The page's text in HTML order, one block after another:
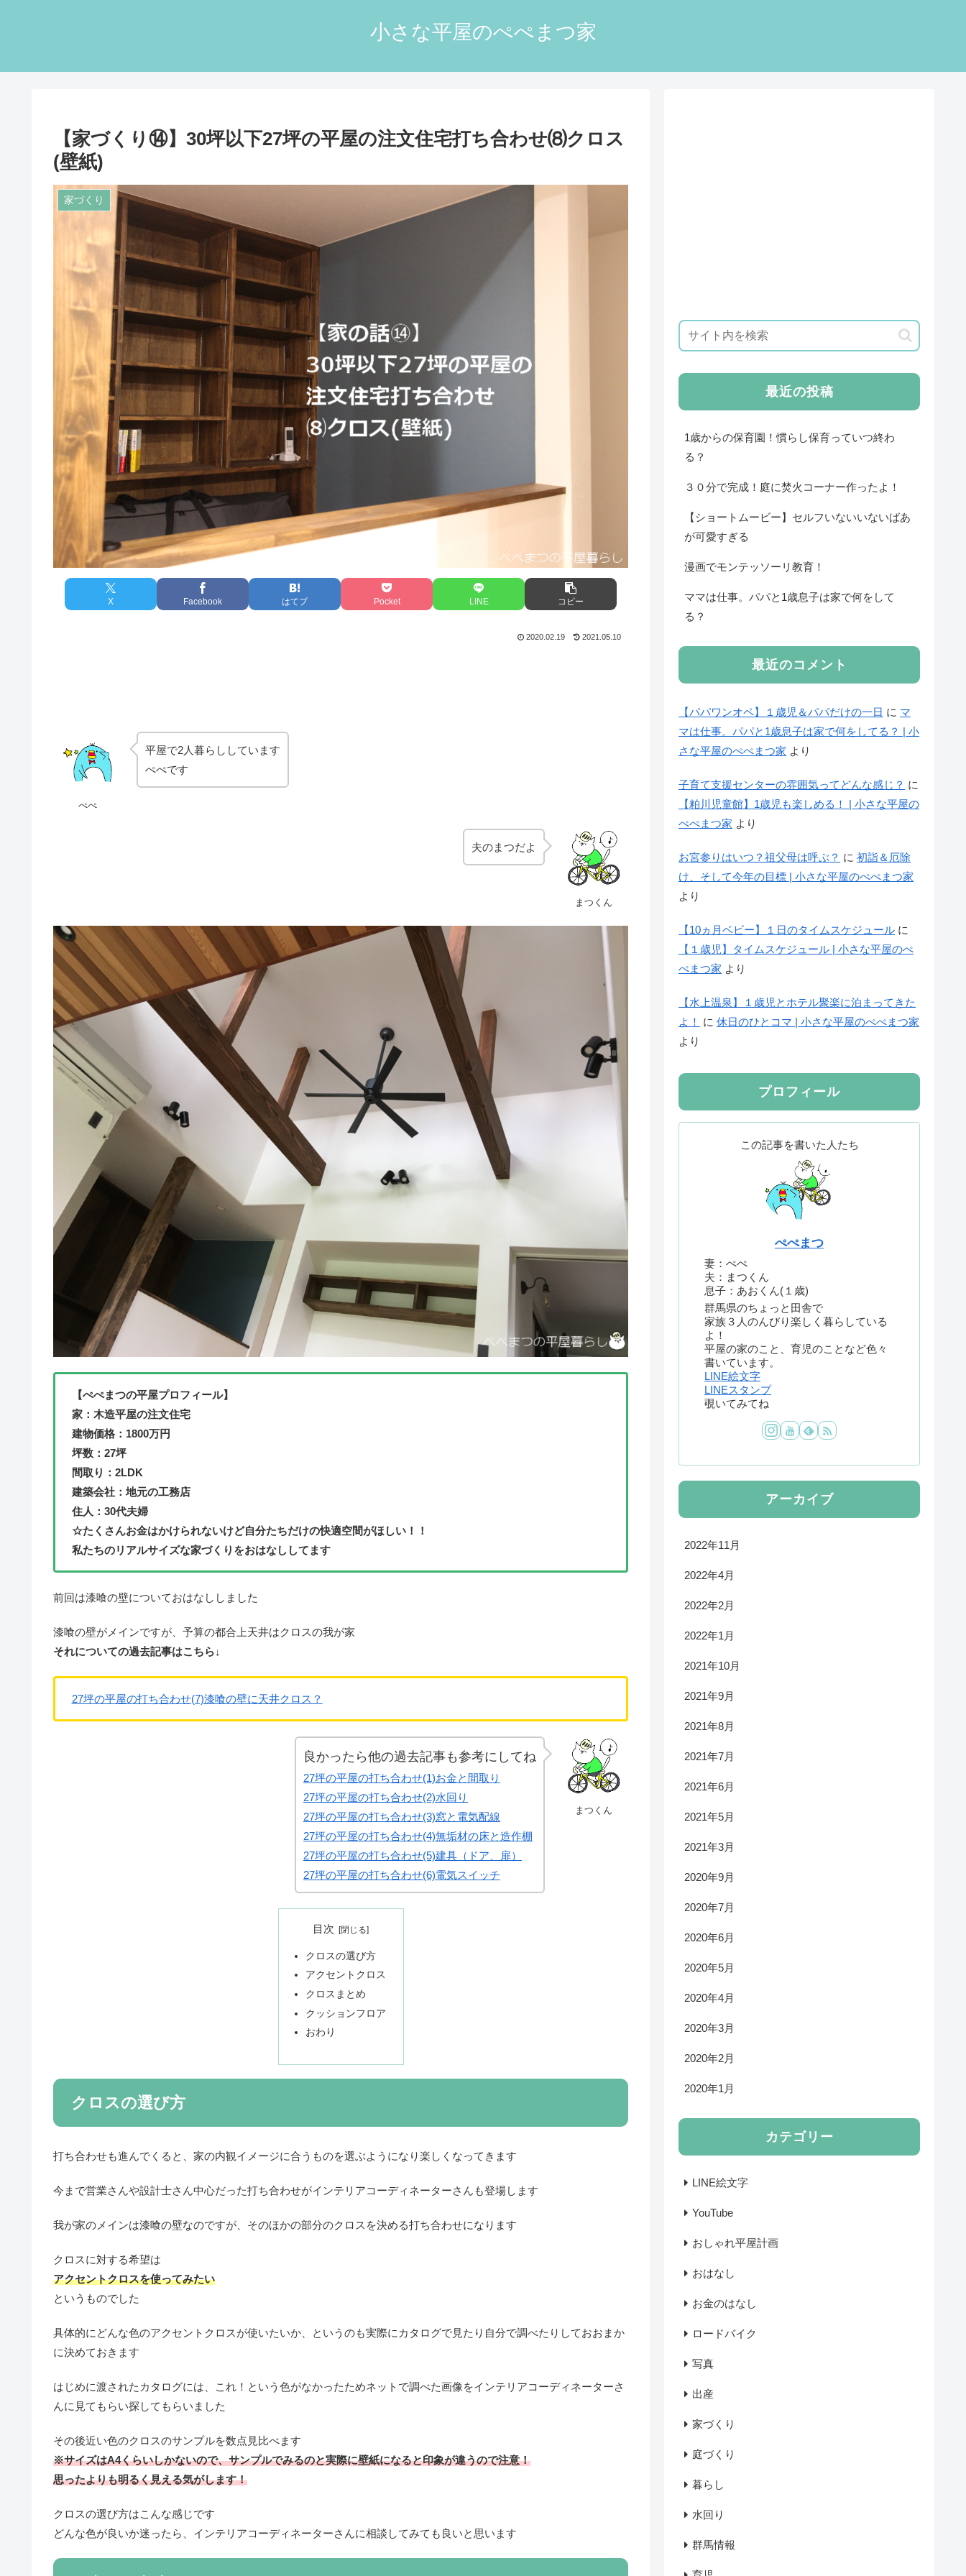
小さな平屋のぺぺまつ家
【家づくり⑭】30坪以下27坪の平屋の注文住宅打ち合わせ⑻クロス
(壁紙)
家づくり
X Facebook はてブ Pocket LINE コピー
2020.02.19 2021.05.10
ぺぺ
平屋で2人暮らししています
ぺぺです
まつくん
夫のまつだよ
【ぺぺまつの平屋プロフィール】
家：木造平屋の注文住宅
建物価格：1800万円
坪数：27坪
間取り：2LDK
建築会社：地元の工務店
住人：30代夫婦
☆たくさんお金はかけられないけど自分たちだけの快適空間がほしい！！
私たちのリアルサイズな家づくりをおはなししてます
前回は漆喰の壁についておはなししました
漆喰の壁がメインですが、予算の都合上天井はクロスの我が家
それについての過去記事はこちら↓
27坪の平屋の打ち合わせ(7)漆喰の壁に天井クロス？
まつくん
良かったら他の過去記事も参考にしてね
27坪の平屋の打ち合わせ(1)お金と間取り
27坪の平屋の打ち合わせ(2)水回り
27坪の平屋の打ち合わせ(3)窓と電気配線
27坪の平屋の打ち合わせ(4)無垢材の床と造作棚
27坪の平屋の打ち合わせ(5)建具（ドア、扉）
27坪の平屋の打ち合わせ(6)電気スイッチ
目次
クロスの選び方
アクセントクロス
クロスまとめ
クッションフロア
おわり
クロスの選び方
打ち合わせも進んでくると、家の内観イメージに合うものを選ぶようになり楽しくなってきます
今まで営業さんや設計士さん中心だった打ち合わせがインテリアコーディネーターさんも登場します
我が家のメインは漆喰の壁なのですが、そのほかの部分のクロスを決める打ち合わせになります
クロスに対する希望は
アクセントクロスを使ってみたい
というものでした
具体的にどんな色のアクセントクロスが使いたいか、というのも実際にカタログで見たり自分で調べたりしておおまか
に決めておきます
はじめに渡されたカタログには、これ！という色がなかったためネットで調べた画像をインテリアコーディネーターさ
んに見てもらい探してもらいました
その後近い色のクロスのサンプルを数点見比べます
※サイズはA4くらいしかないので、サンプルでみるのと実際に壁紙になると印象が違うので注意！
思ったよりも明るく見える気がします！
クロスの選び方はこんな感じです
どんな色が良いか迷ったら、インテリアコーディネーターさんに相談してみても良いと思います
最近の投稿
1歳からの保育園！慣らし保育っていつ終わ
る？
３０分で完成！庭に焚火コーナー作ったよ！
【ショートムービー】セルフいないいないばあ
が可愛すぎる
漫画でモンテッソーリ教育！
ママは仕事。パパと1歳息子は家で何をして
る？
最近のコメント
【パパワンオペ】１歳児＆パパだけの一日 に マ
マは仕事。パパと1歳息子は家で何をしてる？ | 小
さな平屋のぺぺまつ家 より
子育て支援センターの雰囲気ってどんな感じ？ に
【粕川児童館】1歳児も楽しめる！ | 小さな平屋の
ぺぺまつ家 より
お宮参りはいつ？祖父母は呼ぶ？ に 初詣＆厄除
け、そして今年の目標 | 小さな平屋のぺぺまつ家
より
【10ヵ月ベビー】１日のタイムスケジュール に
【１歳児】タイムスケジュール | 小さな平屋のぺ
ぺまつ家 より
【水上温泉】１歳児とホテル聚楽に泊まってきた
よ！
に 休日のひとコマ | 小さな平屋のぺぺまつ家
より
プロフィール
この記事を書いた人たち
ぺぺまつ
妻：ぺぺ
夫：まつくん
息子：あおくん(１歳)
群馬県のちょっと田舎で
家族３人のんびり楽しく暮らしている
よ！
平屋の家のこと、育児のことなど色々
書いています。
LINE絵文字
LINEスタンプ
覗いてみてね
アーカイブ
2022年11月
2022年4月
2022年2月
2022年1月
2021年10月
2021年9月
2021年8月
2021年7月
2021年6月
2021年5月
2021年3月
2020年9月
2020年7月
2020年6月
2020年5月
2020年4月
2020年3月
2020年2月
2020年1月
カテゴリー
LINE絵文字
YouTube
おしゃれ平屋計画
おはなし
お金のはなし
ロードバイク
写真
出産
家づくり
庭づくり
暮らし
水回り
群馬情報